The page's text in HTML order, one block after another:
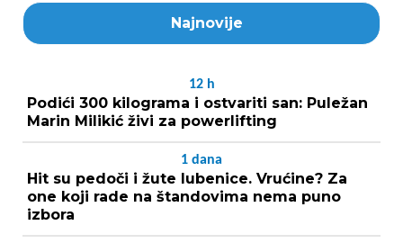
Najnovije
12 h
Podići 300 kilograma i ostvariti san: Puležan
Marin Milikić živi za powerlifting
1 dana
Hit su pedoči i žute lubenice. Vrućine? Za
one koji rade na štandovima nema puno
izbora